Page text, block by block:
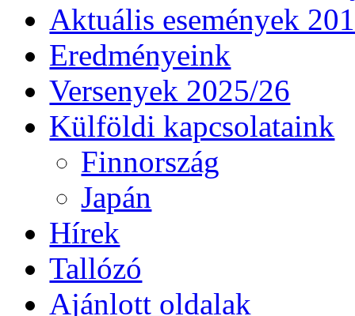
Aktuális események
Eredményeink
Versenyek 2025/26
Külföldi kapcsolataink
Finnország
Japán
Hírek
Tallózó
Ajánlott oldalak